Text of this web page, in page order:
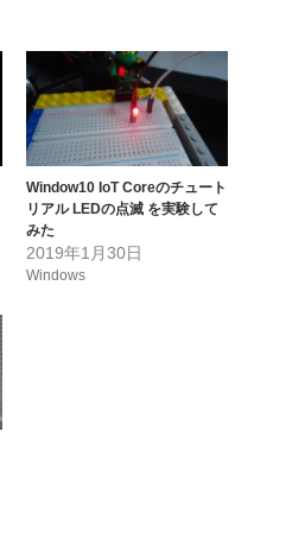
Window10 IoT Coreのチュート
リアル LEDの点滅 を実験して
みた
2019年1月30日
Windows